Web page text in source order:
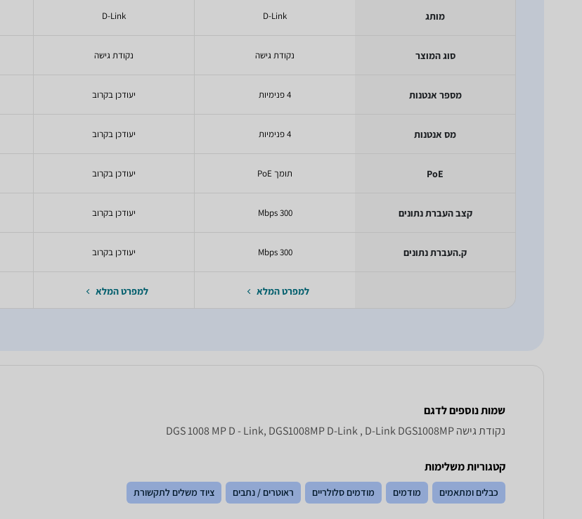
מותג
סוג המוצר
מספר אנטנות
מס אנטנות
PoE
קצב העברת נתונים
ק.העברת נתונים
D-Link
נקודת גישה
4 פנימיות
4 פנימיות
תומך PoE
300 Mbps
300 Mbps
למפרט המלא
D-Link
נקודת גישה
יעודכן בקרוב
יעודכן בקרוב
יעודכן בקרוב
יעודכן בקרוב
יעודכן בקרוב
למפרט המלא
שמות נוספים לדגם
‏נקודת גישה DGS 1008 MP D - Link, DGS1008MP D-Link , D-Link DGS1008MP
קטגוריות משלימות
כבלים ומתאמים מודמים מודמים סלולריים ראוטרים / נתבים ציוד משלים לתקשורת